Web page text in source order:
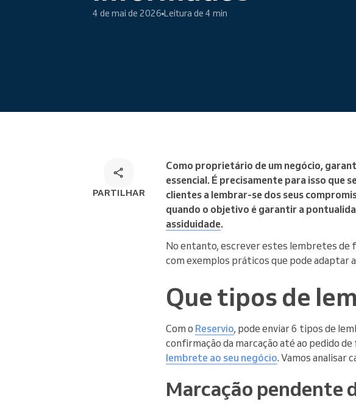
Marcações online
4 de mai de 2026 Leitura de 4 min
PARTILHAR
Como proprietário de um negócio,
essencial. É precisamente para isso que
clientes a lembrar-se dos seus
quando o objetivo é garantir a
assiduidade.
No entanto, escrever estes lembretes de
com exemplos práticos que pode adaptar
Que tipos de
Com o Reservio, pode enviar 6 tipos de
confirmação da marcação até ao pedido de
lembrete ao seu negócio. Vamos analisar
Marcação pendente